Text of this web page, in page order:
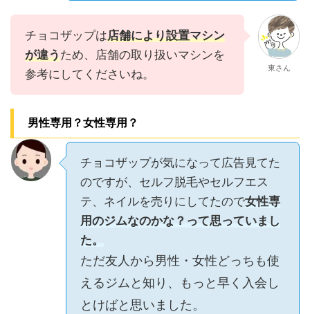
チョコザップは店舗により設置マシン
が違うため、店舗の取り扱いマシンを
参考にしてくださいね。
東さん
男性専用？女性専用？
チョコザップが気になって広告見てた
のですが、セルフ脱毛やセルフエス
テ、ネイルを売りにしてたので女性専
用のジムなのかな？って思っていまし
た。
ただ友人から男性・女性どっちも使
えるジムと知り、もっと早く入会し
とけばと思いました。